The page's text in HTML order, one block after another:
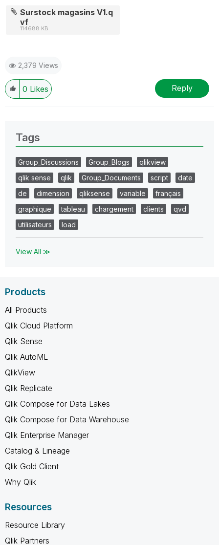
Surstock magasins V1.q
vf
114688 KB
2,379 Views
0 Likes Reply
Tags
Group_Discussions Group_Blogs
qlikview
qlik sense
qlik Group_Documents script
date
de
dimension qliksense variable
français
graphique
tableau chargement clients
qvd
utilisateurs
load
View All ≫
Products
All Products
Qlik Cloud Platform
Qlik Sense
Qlik AutoML
QlikView
Qlik Replicate
Qlik Compose for Data Lakes
Qlik Compose for Data Warehouse
Qlik Enterprise Manager
Catalog & Lineage
Qlik Gold Client
Why Qlik
Resources
Resource Library
Qlik Partners